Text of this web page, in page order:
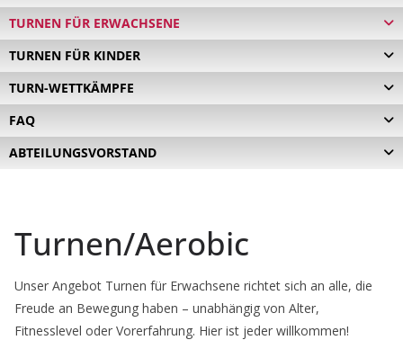
TURNEN FÜR ERWACHSENE
TURNEN FÜR KINDER
TURN-WETTKÄMPFE
FAQ
ABTEILUNGSVORSTAND
Turnen/Aerobic
Unser Angebot Turnen für Erwachsene richtet sich an alle, die
Freude an Bewegung haben – unabhängig von Alter,
Fitnesslevel oder Vorerfahrung. Hier ist jeder willkommen!